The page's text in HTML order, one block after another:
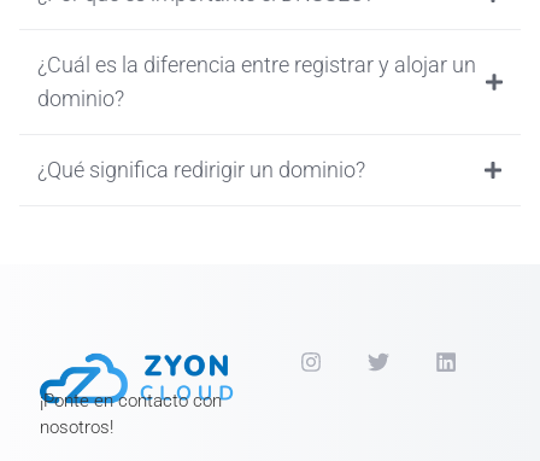
¿Cuál es la diferencia entre registrar y alojar un
dominio?
¿Qué significa redirigir un dominio?
¡Ponte en contacto con
nosotros!